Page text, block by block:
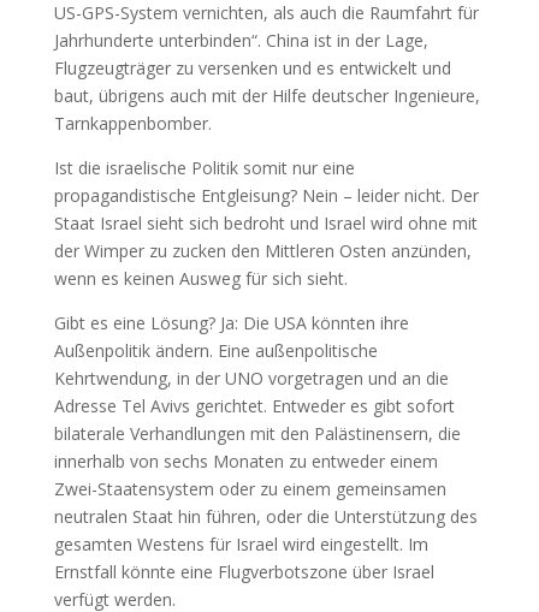
US-GPS-System vernichten, als auch die Raumfahrt für
Jahrhunderte unterbinden“. China ist in der Lage,
Flugzeugträger zu versenken und es entwickelt und
baut, übrigens auch mit der Hilfe deutscher Ingenieure,
Tarnkappenbomber.
Ist die israelische Politik somit nur eine
propagandistische Entgleisung? Nein – leider nicht. Der
Staat Israel sieht sich bedroht und Israel wird ohne mit
der Wimper zu zucken den Mittleren Osten anzünden,
wenn es keinen Ausweg für sich sieht.
Gibt es eine Lösung? Ja: Die USA könnten ihre
Außenpolitik ändern. Eine außenpolitische
Kehrtwendung, in der UNO vorgetragen und an die
Adresse Tel Avivs gerichtet. Entweder es gibt sofort
bilaterale Verhandlungen mit den Palästinensern, die
innerhalb von sechs Monaten zu entweder einem
Zwei-Staatensystem oder zu einem gemeinsamen
neutralen Staat hin führen, oder die Unterstützung des
gesamten Westens für Israel wird eingestellt. Im
Ernstfall könnte eine Flugverbotszone über Israel
verfügt werden.